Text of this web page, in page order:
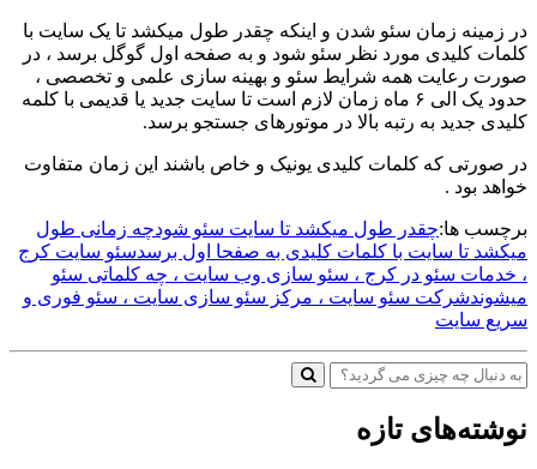
در زمینه زمان سئو شدن و اینکه چقدر طول میکشد تا یک سایت با
کلمات کلیدی مورد نظر سئو شود و به صفحه اول گوگل برسد ، در
صورت رعایت همه شرایط سئو و بهینه سازی علمی و تخصصی ،
حدود یک الی ۶ ماه زمان لازم است تا سایت جدید یا قدیمی با کلمه
کلیدی جدید به رتبه بالا در موتورهای جستجو برسد.
در صورتی که کلمات کلیدی یونیک و خاص باشند این زمان متفاوت
خواهد بود .
برچسب ها:چقدر طول میکشد تا سایت سئو شودچه زمانی طول
میکشد تا سایت با کلمات کلیدی به صفحا اول برسدسئو سایت کرج
، خدمات سئو در کرج ، سئو سازی وب سایت ، چه کلماتی سئو
میشوندشرکت سئو سایت ، مرکز سئو سازی سایت ، سئو فوری و
سریع سایت
نوشته‌های تازه